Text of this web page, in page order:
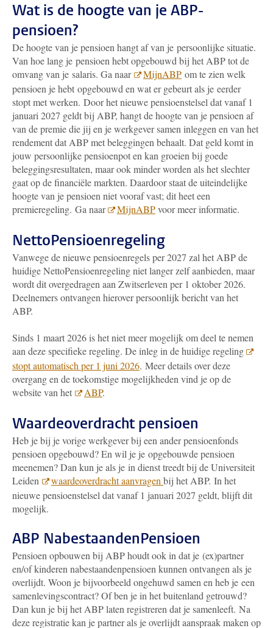
Wat is de hoogte van je ABP-
pensioen?
De hoogte van je pensioen hangt af van je persoonlijke situatie.
Van hoe lang je pensioen hebt opgebouwd bij het ABP tot de
omvang van je salaris. Ga naar
MijnABP om te zien welk
pensioen je hebt opgebouwd en wat er gebeurt als je eerder
stopt met werken. Door het nieuwe pensioenstelsel dat vanaf 1
januari 2027 geldt bij ABP, hangt de hoogte van je pensioen af
van de premie die jij en je werkgever samen inleggen en van het
rendement dat ABP met beleggingen behaalt. Dat geld komt in
jouw persoonlijke pensioenpot en kan groeien bij goede
beleggingsresultaten, maar ook minder worden als het slechter
gaat op de financiële markten. Daardoor staat de uiteindelijke
hoogte van je pensioen niet vooraf vast; dit heet een
premieregeling. Ga naar MijnABPvoor meer informatie.
NettoPensioenregeling
Vanwege de nieuwe pensioenregels per 2027 zal het ABP de
huidige NettoPensioenregeling niet langer zelf aanbieden, maar
wordt dit overgedragen aan Zwitserleven per 1 oktober 2026.
Deelnemers ontvangen hierover persoonlijk bericht van het
ABP.
Sinds 1 maart 2026 is het niet meer mogelijk om deel te nemen
aan deze specifieke regeling. De inleg in de huidige regeling
stopt automatisch per 1 juni 2026. Meer details over deze
overgang en de toekomstige mogelijkheden vind je op de
website van het
ABP.
Waardeoverdracht pensioen
Heb je bij je vorige werkgever bij een ander pensioenfonds
pensioen opgebouwd? En wil je je opgebouwde pensioen
meenemen? Dan kun je als je in dienst treedt bij de Universiteit
Leiden
waardeoverdracht aanvragen bij het ABP. In het
nieuwe pensioenstelsel dat vanaf 1 januari 2027 geldt, blijft dit
mogelijk.
ABP NabestaandenPensioen
Pensioen opbouwen bij ABP houdt ook in dat je (ex)partner
en/of kinderen nabestaandenpensioen kunnen ontvangen als je
overlijdt. Woon je bijvoorbeeld ongehuwd samen en heb je een
samenlevingscontract? Of ben je in het buitenland getrouwd?
Dan kun je bij het ABP laten registreren dat je samenleeft. Na
deze registratie kan je partner als je overlijdt aanspraak maken op